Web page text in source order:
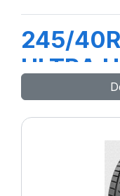
245/
ULTRA